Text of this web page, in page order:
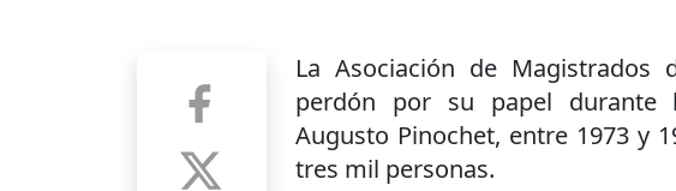
La Asociación de Magistrados
perdón por su papel durante
Augusto Pinochet, entre 1973 y
tres mil personas.